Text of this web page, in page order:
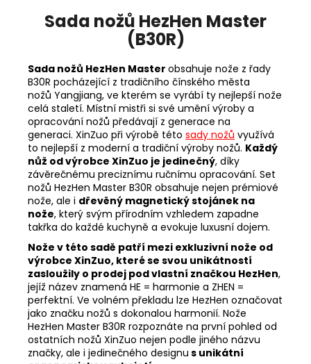
Sada nožů HezHen Master
(B30R)
Sada nožů HezHen Master obsahuje nože z řady
B30R pocházející z tradičního čínského města
nožů Yangjiang, ve kterém se vyrábí ty nejlepší nože
celá staletí. Místní mistři si své umění výroby a
opracování nožů předávají z generace na
generaci. XinZuo při výrobě této sady nožů využívá
to nejlepší z moderní a tradiční výroby nožů. Každý
nůž od výrobce XinZuo je jedinečný, díky
závěrečnému preciznímu ručnímu opracování. Set
nožů HezHen Master B30R obsahuje nejen prémiové
nože, ale i dřevěný magnetický stojánek na
nože, který svým přírodním vzhledem zapadne
takřka do každé kuchyně a evokuje luxusní dojem.
Nože v této sadě patří mezi exkluzivní nože od
výrobce XinZuo, které se svou unikátností
zasloužily o prodej pod vlastní značkou HezHen,
jejíž název znamená HE = harmonie a ZHEN =
perfektní. Ve volném překladu lze HezHen označovat
jako značku nožů s dokonalou harmonií. Nože
HezHen Master B30R rozpoznáte na první pohled od
ostatních nožů XinZuo nejen podle jiného názvu
značky, ale i jedinečného designu s unikátní